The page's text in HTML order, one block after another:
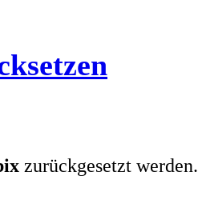
zurückgesetzt werden.